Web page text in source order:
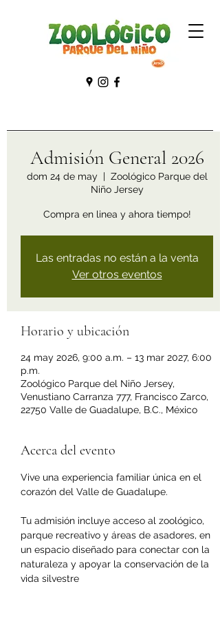
Admisión General 2026
dom 24 de may
  |
Zoológico Parque del
Niño Jersey
Compra en linea y ahora tiempo!
Las entradas no están a la venta
Ver otros eventos
Horario y ubicación
24 may 2026, 9:00 a.m. – 13 mar 2027, 6:00
p.m.
Zoológico Parque del Niño Jersey,
Venustiano Carranza 777, Francisco Zarco,
22750 Valle de Guadalupe, B.C., México
Acerca del evento
Vive una experiencia familiar única en el
corazón del Valle de Guadalupe.
Tu admisión incluye acceso al zoológico,
parque recreativo y áreas de asadores, en
un espacio diseñado para conectar con la
naturaleza y apoyar la conservación de la
vida silvestre